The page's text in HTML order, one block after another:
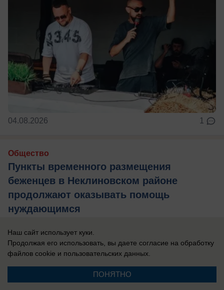
04.08.2026 1
Общество
Пункты временного размещения
беженцев в Неклиновском районе
продолжают оказывать помощь
нуждающимся
Наш сайт использует куки.
Продолжая его использовать, вы даете согласие на обработку
файлов cookie и пользовательских данных.
ПОНЯТНО